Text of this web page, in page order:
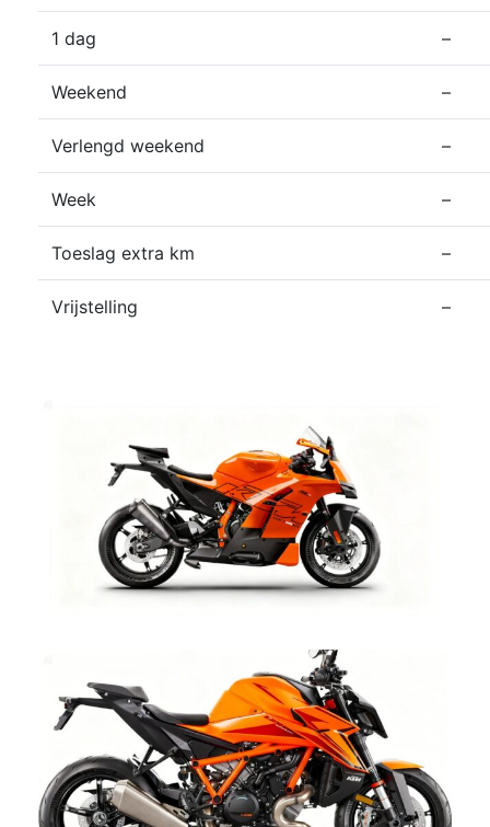
1 dag –
Weekend –
Verlengd weekend –
Week –
Toeslag extra km –
Vrijstelling –